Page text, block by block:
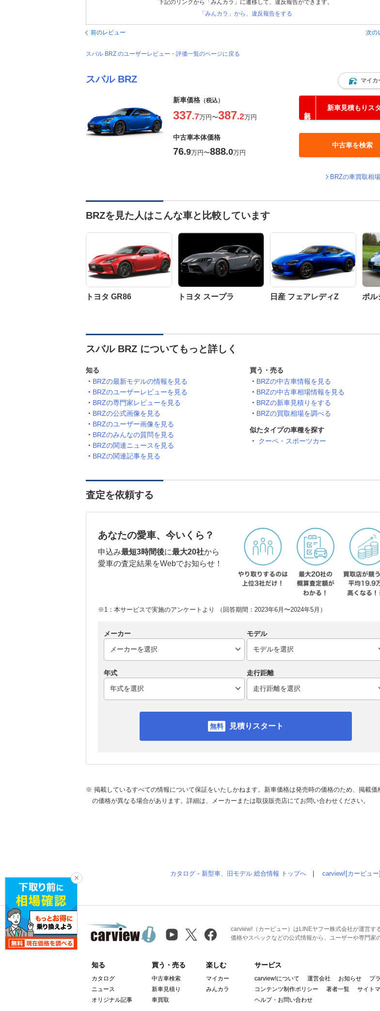
下記のリンクから「みんカラ」に遷移して、違反報告ができます。
「みんカラ」から、違反報告をする
前のレビュー 次の
スバル BRZ のユーザーレビュー・評価一覧のページに戻る
スバル BRZ マイカ
新車価格 （税込）
337.7万円〜387.2万円
新車見積もりス
中古車本体価格
76.9万円〜888.0万円
中古車を検索
BRZの車買取相
BRZを見た人はこんな車と比較しています
トヨタ GR86 トヨタ スープラ 日産 フェアレディZ ポル
スバル BRZ についてもっと詳しく
知る
BRZの最新モデルの情報を見る
BRZのユーザーレビューを見る
BRZの専門家レビューを見る
BRZの公式画像を見る
BRZのユーザー画像を見る
BRZのみんなの質問を見る
BRZの関連ニュースを見る
BRZの関連記事を見る
買う・売る
BRZの中古車情報を見る
BRZの中古車相場情報を見る
BRZの新車見積りをする
BRZの買取相場を調べる
似たタイプの車種を探す
クーペ・スポーツカー
査定を依頼する
あなたの愛車、今いくら？
申込み最短3時間後に最大20社から
愛車の査定結果をWebでお知らせ！
※1：本サービスで実施のアンケートより （回答期間：2023年6月〜2024年5月）
メーカー モデル
年式 走行距離
見積りスタート
※ 掲載しているすべての情報について保証をいたしかねます。新車価格は発売時の価格のため、掲載価
の価格が異なる場合があります。詳細は、メーカーまたは取扱販売店にてお問い合わせください。
カタログ－新型車、旧モデル 総合情報 トップへ carview![カービュ
carview!（カービュー）はLINEヤフー株式会社が運営す
価格やスペックなどの公式情報から、ユーザーや専門家
知る
カタログ
ニュース
オリジナル記事
買う・売る
中古車検索
新車見積り
車買取
楽しむ
マイカー
みんカラ
サービス
carview!について 運営会社 お知らせ プ
コンテンツ制作ポリシー
著者一覧 サイト
ヘルプ・お問い合わせ